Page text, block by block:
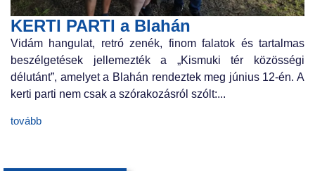
KERTI PARTI a Blahán
Vidám hangulat, retró zenék, finom falatok és tartalmas
beszélgetések jellemezték a „Kismuki tér közösségi
délutánt”, amelyet a Blahán rendeztek meg június 12-én. A
kerti parti nem csak a szórakozásról szólt:...
tovább